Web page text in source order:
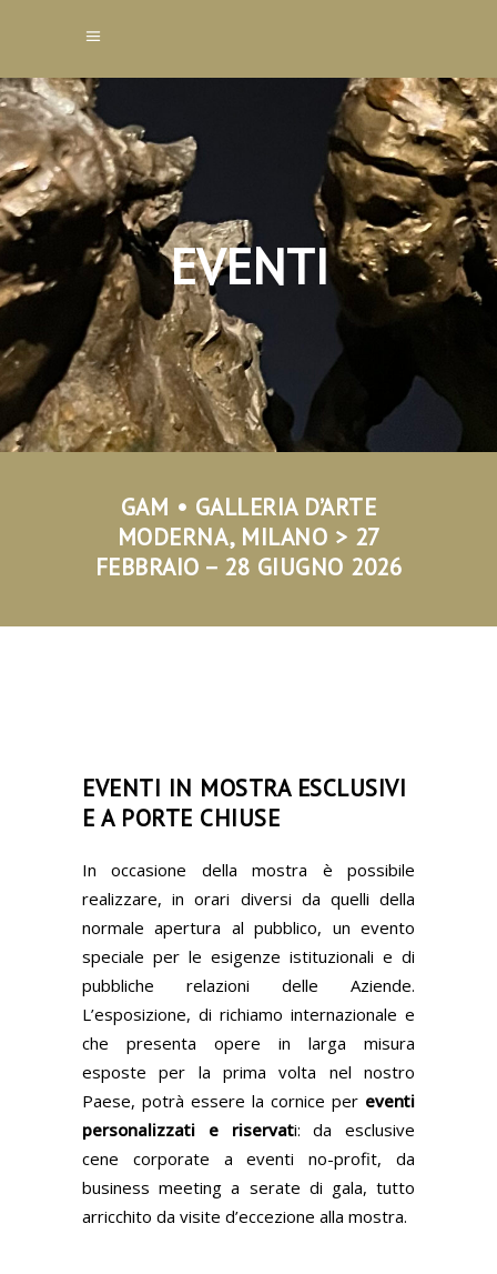
EVENTI
GAM • GALLERIA D’ARTE
MODERNA, MILANO > 27
FEBBRAIO – 28 GIUGNO 2026
EVENTI IN MOSTRA ESCLUSIVI
E A PORTE CHIUSE
In occasione della mostra è possibile
realizzare, in orari diversi da quelli della
normale apertura al pubblico, un evento
speciale per le esigenze istituzionali e di
pubbliche relazioni delle Aziende.
L’esposizione, di richiamo internazionale e
che presenta opere in larga misura
esposte per la prima volta nel nostro
Paese, potrà essere la cornice per eventi
personalizzati e riservati: da esclusive
cene corporate a eventi no-profit, da
business meeting a serate di gala, tutto
arricchito da visite d’eccezione alla mostra.